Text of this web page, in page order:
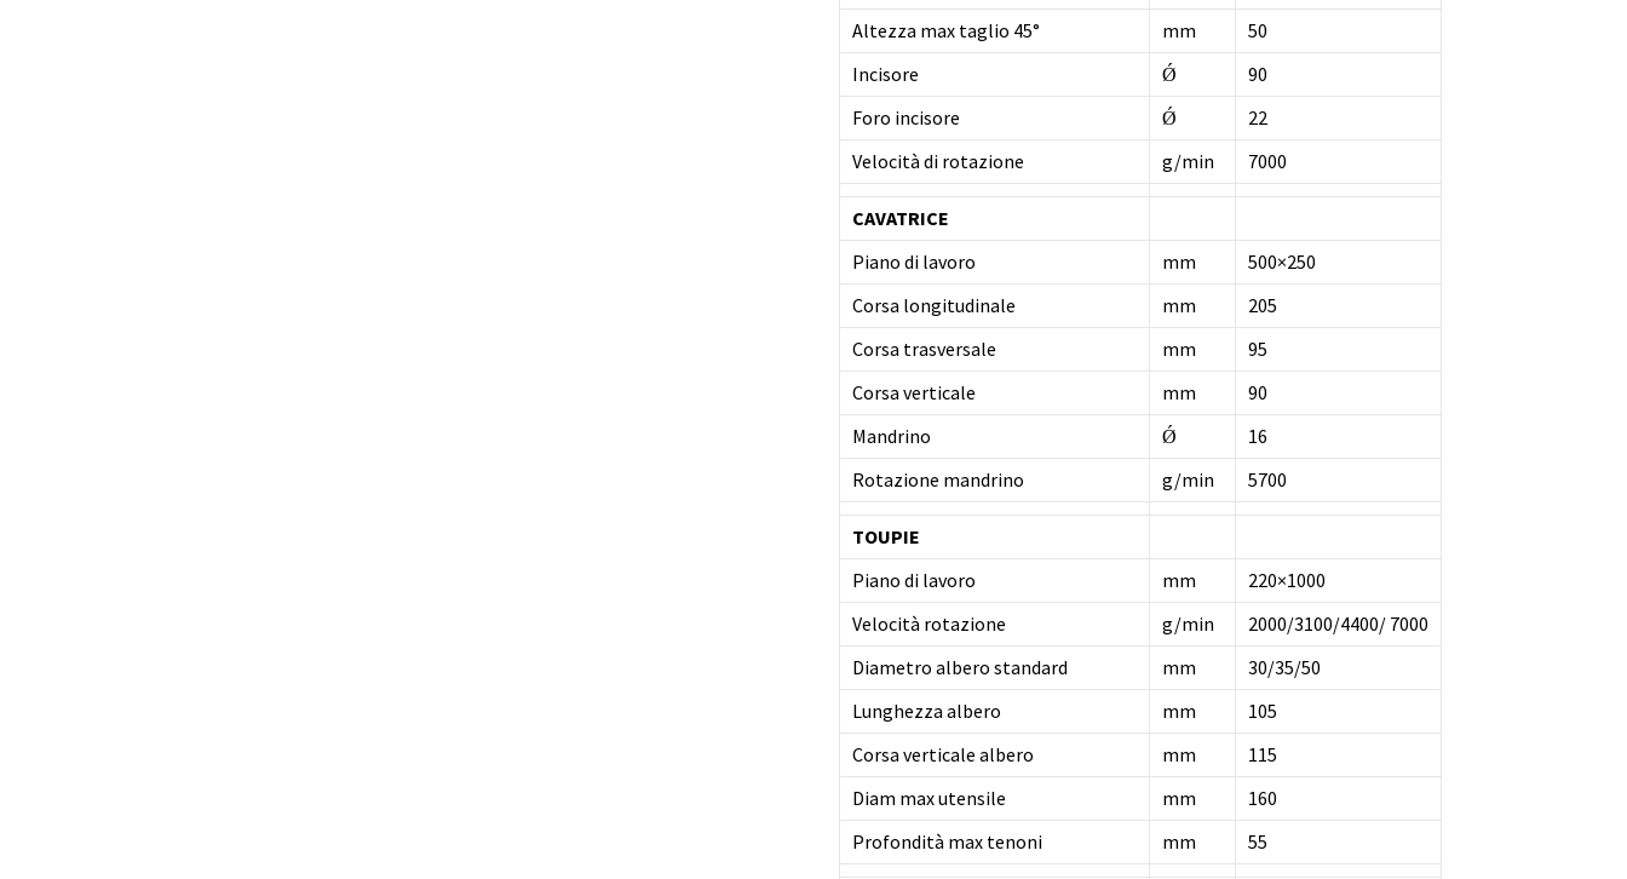
Altezza max taglio 45°
mm
50
Incisore
Ǿ
90
Foro incisore
Ǿ
22
Velocità di rotazione
g/min 7000
CAVATRICE
Piano di lavoro
mm
500×250
Corsa longitudinale
mm
205
Corsa trasversale
mm
95
Corsa verticale
mm
90
Mandrino
Ǿ
16
Rotazione mandrino
g/min 5700
TOUPIE
Piano di lavoro
mm
220×1000
Velocità rotazione
g/min
2000/3100/4400/ 7000
Diametro albero standard
mm
30/35/50
Lunghezza albero
mm
105
Corsa verticale albero
mm
115
Diam max utensile
mm
160
Profondità max tenoni
mm 55